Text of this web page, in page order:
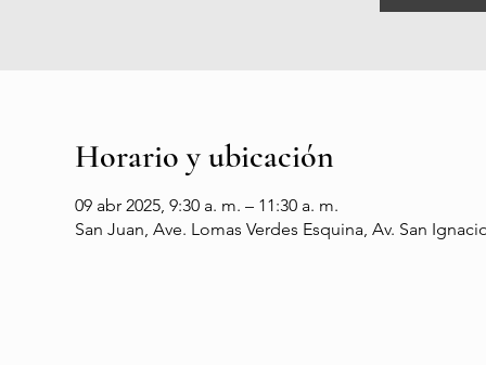
Horario y ubicación
09 abr 2025, 9:30 a. m. – 11:30 a. m.
San Juan, Ave. Lomas Verdes Esquina, Av. San